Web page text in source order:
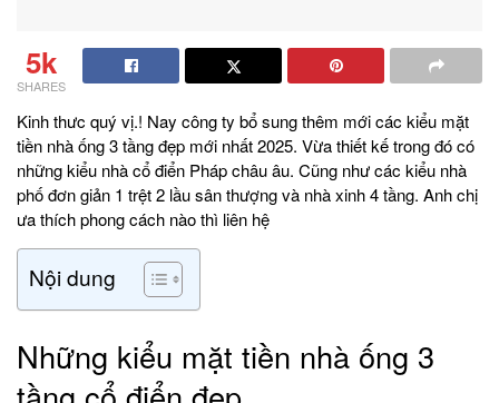
5k
SHARES
Kinh thưc quý vị.! Nay công ty bổ sung thêm mới các kiểu mặt
tiền nhà ống 3 tầng đẹp mới nhất 2025. Vừa thiết kế trong đó có
những kiểu nhà cổ điển Pháp châu âu. Cũng như các kiểu nhà
phố đơn giản 1 trệt 2 lầu sân thượng và nhà xinh 4 tầng. Anh chị
ưa thích phong cách nào thì liên hệ
Nội dung
Những kiểu mặt tiền nhà ống 3